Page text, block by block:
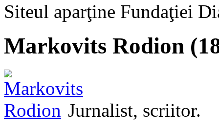
Siteul aparţine Fundaţiei
Markovits Rodion
Jurnalist, scriitor.